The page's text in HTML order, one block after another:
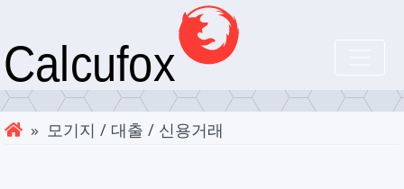
» 모기지 / 대출 / 신용거래